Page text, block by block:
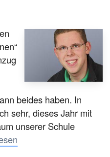
beides haben. In
sehr, dieses Jahr mit
unserer Schule